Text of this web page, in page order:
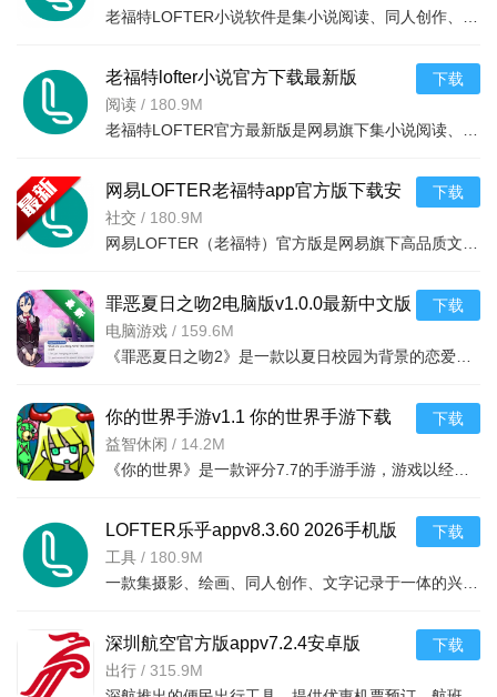
2026最新版老福特LOFTER小说软件下载，同类型阅
读神器推荐
推荐优势
LOFTER
老福特官方，同人小说捏图互动，热门圈层聚集
地。
晋江小说阅
海量正版独家言情，作者更新最快。
QQ阅读
腾讯系书城，热门IP原著抢先看。
微信读书
阅读时长兑换无限卡，书库丰富。
刺猬猫阅读
二次元同人宅文平台，原创轻小说聚集。
菠萝包轻小
说
轻小说互动社区，脑洞原创题材多。
本版本为v8.3.58官方最新安卓版，安装前请先卸载旧版避免
数据冲突。下载时务必认准官方渠道，切勿使用第三方修改包，
缓存小说；若遇“解析包错误”，请检查系统版本是否低于Android
8.0，或重新下载完整安装包。阅读中若出现页面加载失败，可尝
老福特lofter小说官方下载最新版
v8.3.60 2026手机版小说阅读
阅读 / 180.9M
下载
网易LOFTER老福特app官方版下载安
装8.3.60 2026手机版
社交 / 180.9M
下载
罪恶夏日之吻2电脑版v1.0.0最新中文版
电脑游戏 / 159.6M
下载
你的世界手游v1.1 你的世界手游下载
益智休闲 / 14.2M
下载
LOFTER乐乎appv8.3.60 2026手机版
工具 / 180.9M
下载
深圳航空官方版appv7.2.4安卓版
出行 / 315.9M
下载